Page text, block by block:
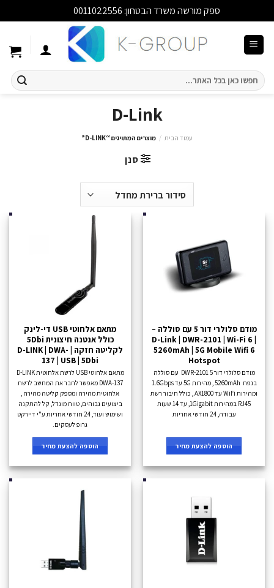
ספק מורשה משרד הבטחון: 0011022556
חיפוש
עבור:
D-Link
עמוד הבית / מוצרים המתויגים “D-LINK”
סנן
מודם סלולרי דור 5 עם סוללה –
D-Link | DWR-2101 | Wi-Fi 6 |
5260mAh | 5G Mobile Wifi 6
Hotspot
מודם סלולרי דור 5 DWR-2101 עם סוללה
בנפח 5260mAh , מהירות 5G עד 1.6Gbps
ומהירות WiFi עד AX1800 , כולל חיבור רשת
RJ45 במהירות 1Gigabit, עד 14 שעות
עבודה, 24 חודשי אחריות
הוספה להצעת מחיר
מתאם אלחוטי USB די-לינק
כולל אנטנה חיצונית 5Dbi
לקליטה חזקה | D-LINK | DWA-
137 | USB | 5Dbi
מתאם אלחוטי USB לרשת אלחוטית D-LINK
DWA-137 מאפשר לחבר את המחשב לרשת
אלחוטית מהירה ומספק קליטה מהירה ,
ביצועים גבוהים, טווח מוגדל, קל להתקנה
ושימוש ועוד, 24 חודשי אחריות ע"י דיירקט
גרופ לעסקים.
הוספה להצעת מחיר